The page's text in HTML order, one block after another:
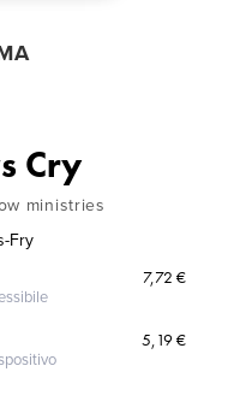
Cry
ministries
Fry
7,72 €
5,19 €